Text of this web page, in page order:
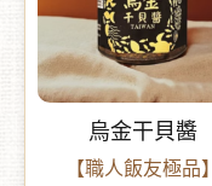
烏金干貝醬
【職人飯友極品】